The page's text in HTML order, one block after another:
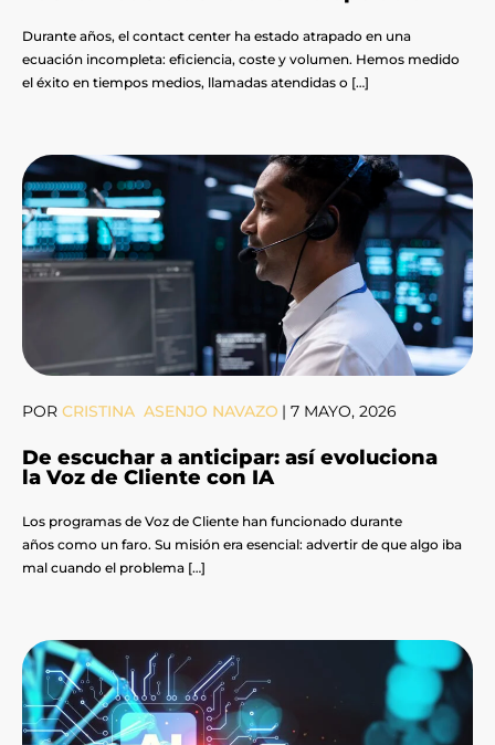
Durante años, el contact center ha estado atrapado en una
ecuación incompleta: eficiencia, coste y volumen. Hemos medido
el éxito en tiempos medios, llamadas atendidas o […]
POR CRISTINA ASENJO NAVAZO | 7 MAYO, 2026
De escuchar a anticipar: así evoluciona
la Voz de Cliente con IA
Los programas de Voz de Cliente han funcionado durante
años como un faro. Su misión era esencial: advertir de que algo iba
mal cuando el problema […]